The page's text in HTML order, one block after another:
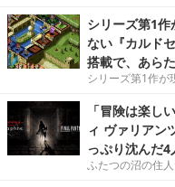
シリーズ第1
ない『カルド
搭載で、あら
シリーズ第1作が
「冒険は楽し
ィ ヴァリアン
っぷり沈んだ4
ふたつの沼の住